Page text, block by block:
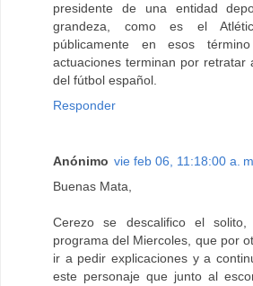
presidente de una entidad
grandeza, como es el
públicamente en esos
actuaciones terminan por retratar
del fútbol español.
Responder
Anónimo vie feb 06, 11:18:00 a. m.
Buenas Mata,
Cerezo se descalifico el
programa del Miercoles, que por
ir a pedir explicaciones y a
este personaje que junto al